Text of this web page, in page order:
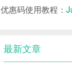
优惠码使用教程：
最新文章